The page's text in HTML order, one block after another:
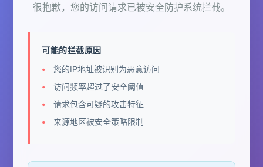
很抱歉，您的访问请求已被安全防护系统拦截。
可能的拦截原因
您的IP地址被识别为恶意访问
访问频率超过了安全阈值
请求包含可疑的攻击特征
来源地区被安全策略限制